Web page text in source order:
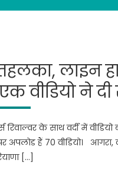
लाइन
वीडियो ने दी
के साथ वर्दी में
अपलोड हैं 70 वीडियो।
[…]